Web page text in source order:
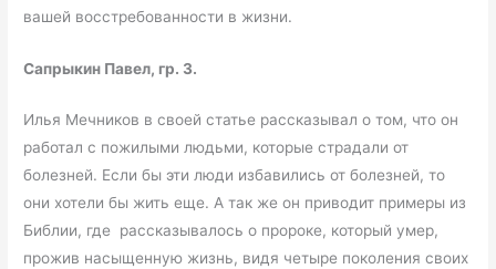
вашей восстребованности в жизни.
Сапрыкин Павел, гр. 3.
Илья Мечников в своей статье рассказывал о том, что он
работал с пожилыми людьми, которые страдали от
болезней. Если бы эти люди избавились от болезней, то
они хотели бы жить еще. А так же он приводит примеры из
Библии, где рассказывалось о пророке, который умер,
прожив насыщенную жизнь, видя четыре поколения своих